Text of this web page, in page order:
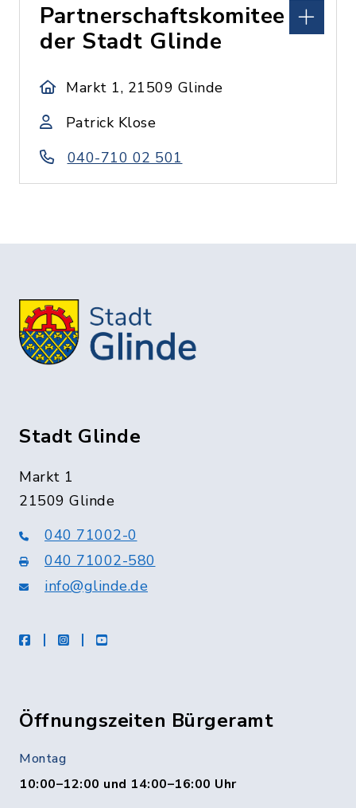
Partnerschaftskomitee
der Stadt Glinde
Markt 1, 21509 Glinde
Patrick Klose
040-710 02 501
Stadt Glinde
Markt 1
21509 Glinde
040 71002-0
040 71002-580
info@glinde.de
facebookinstagramYoutube
Öffnungszeiten Bürgeramt
Montag
10:00–12:00 und 14:00–16:00 Uhr